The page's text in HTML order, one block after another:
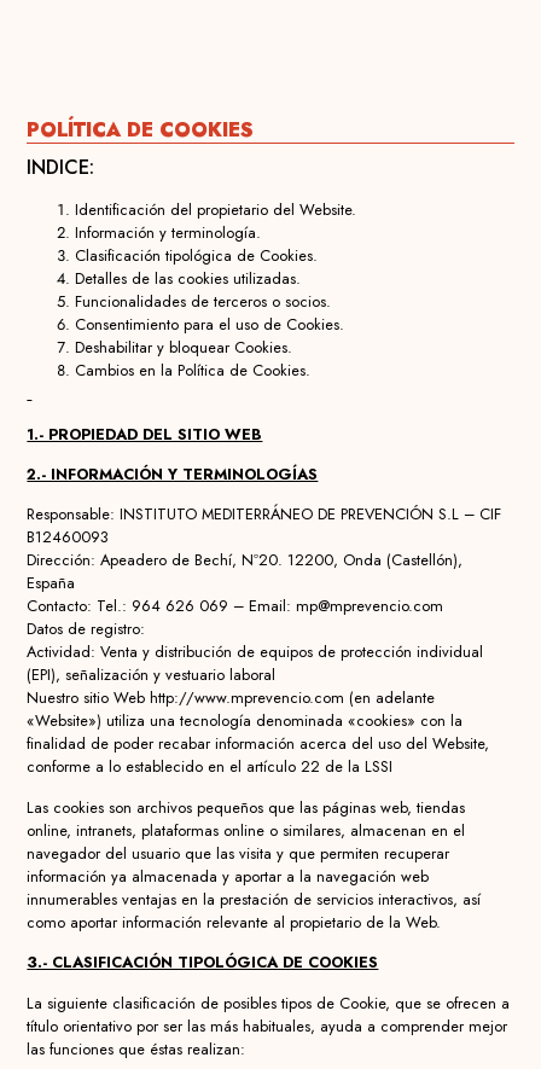
POLÍTICA DE COOKIES
INDICE:
Identificación del propietario del Website.
Información y terminología.
Clasificación tipológica de Cookies.
Detalles de las cookies utilizadas.
Funcionalidades de terceros o socios.
Consentimiento para el uso de Cookies.
Deshabilitar y bloquear Cookies.
Cambios en la Política de Cookies.
1.- PROPIEDAD DEL SITIO WEB
2.- INFORMACIÓN Y TERMINOLOGÍAS
Responsable: INSTITUTO MEDITERRÁNEO DE PREVENCIÓN S.L – CIF
B12460093
Dirección: Apeadero de Bechí, Nº20. 12200, Onda (Castellón),
España
Contacto: Tel.: 964 626 069 – Email: mp@mprevencio.com
Datos de registro:
Actividad: Venta y distribución de equipos de protección individual
(EPI), señalización y vestuario laboral
Nuestro sitio Web http://www.mprevencio.com (en adelante
«Website») utiliza una tecnología denominada «cookies» con la
finalidad de poder recabar información acerca del uso del Website,
conforme a lo establecido en el artículo 22 de la LSSI
Las cookies son archivos pequeños que las páginas web, tiendas
online, intranets, plataformas online o similares, almacenan en el
navegador del usuario que las visita y que permiten recuperar
información ya almacenada y aportar a la navegación web
innumerables ventajas en la prestación de servicios interactivos, así
como aportar información relevante al propietario de la Web.
3.- CLASIFICACIÓN TIPOLÓGICA DE COOKIES
La siguiente clasificación de posibles tipos de Cookie, que se ofrecen a
título orientativo por ser las más habituales, ayuda a comprender mejor
las funciones que éstas realizan: